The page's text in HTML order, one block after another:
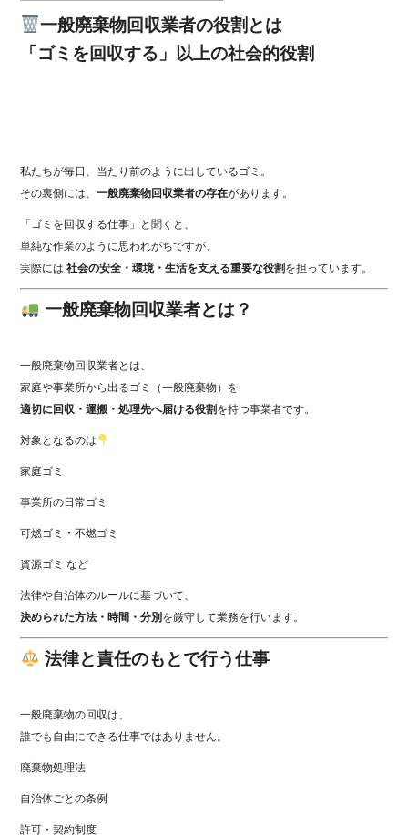
一般廃棄物回収業者の役割とは
「ゴミを回収する」以上の社会的役割
私たちが毎日、当たり前のように出しているゴミ。
その裏側には、一般廃棄物回収業者の存在があります。
「ゴミを回収する仕事」と聞くと、
単純な作業のように思われがちですが、
実際には社会の安全・環境・生活を支える重要な役割 を担っています。
一般廃棄物回収業者とは？
一般廃棄物回収業者とは、
家庭や事業所から出るゴミ（一般廃棄物）を
適切に回収・運搬・処理先へ届ける役割 を持つ事業者です。
対象となるのは
家庭ゴミ
事業所の日常ゴミ
可燃ゴミ・不燃ゴミ
資源ゴミ など
法律や自治体のルールに基づいて、
決められた方法・時間・分別 を厳守して業務を行います。
法律と責任のもとで行う仕事
一般廃棄物の回収は、
誰でも自由にできる仕事ではありません。
廃棄物処理法
自治体ごとの条例
許可・契約制度